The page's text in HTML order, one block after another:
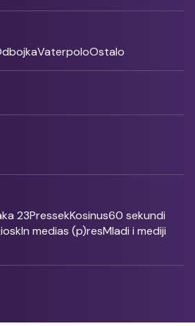
VaterpoloOstalo
23PressekKosinus60 sekundi
In medias (p)resMladi i mediji